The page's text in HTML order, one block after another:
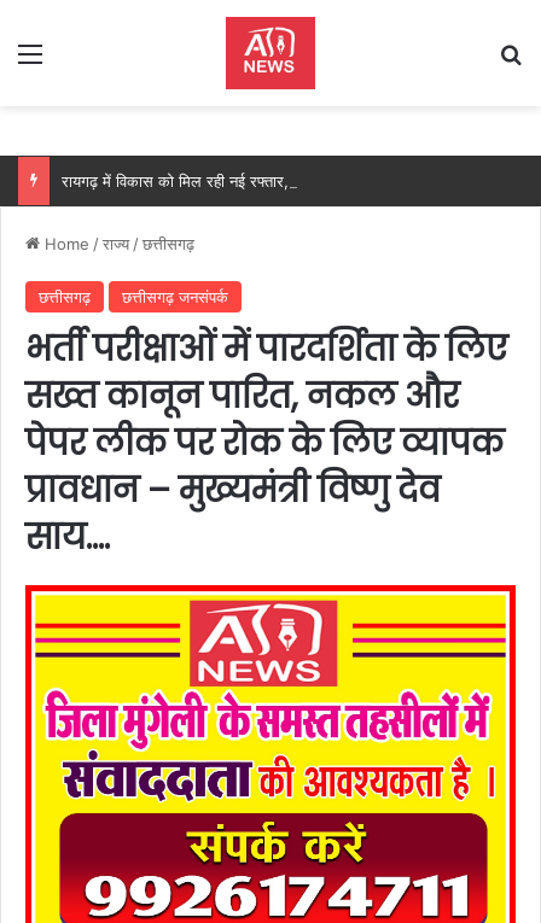
Menu
Home /राज्य /छत्तीसगढ़
छत्तीसगढ़ छत्तीसगढ़ जनसंपर्क
भर्ती परीक्षाओं में पारदर्शिता के लिए
सख्त कानून पारित, नकल और
पेपर लीक पर रोक के लिए व्यापक
प्रावधान – मुख्यमंत्री विष्णु देव
साय….